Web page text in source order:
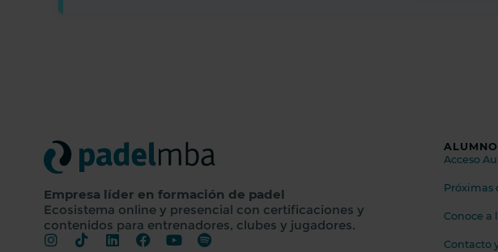
Empresa líder en formación de padel
Ecosistema online y presencial con certificaciones y
contenidos para entrenadores, clubes y jugadores.
Acceso
Próximas
Conoce a
Contacto